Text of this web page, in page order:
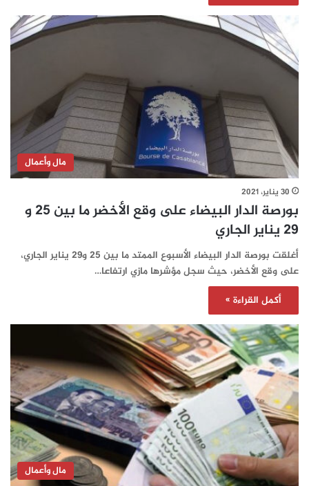
مال وأعمال
30 يناير، 2021
بورصة الدار البيضاء على وقع الأخضر ما بين 25 و
29 يناير الجاري
أغلقت بورصة الدار البيضاء الأسبوع الممتد ما بين 25 و29 يناير الجاري،
على وقع الأخضر، حيث سجل مؤشرها مازي ارتفاعا…
أكمل القراءة »
مال وأعمال